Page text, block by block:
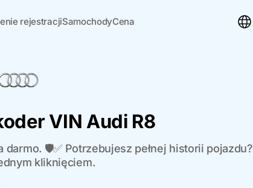
rejestracjiSamochodyCena
VIN Audi R8
🛡️✅ Potrzebujesz pełnej historii pojazdu?
kliknięciem.